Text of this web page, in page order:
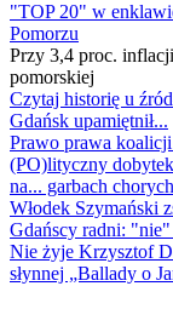
"TOP 20" w
Pomorzu
Przy 3,4 proc.
pomorskiej
Czytaj historię u
Gdańsk upamiętnił...
Prawo prawa
(PO)lityczny
na... garbach chorych
Włodek Szymański
Gdańscy radni:
Nie żyje Krzysztof
słynnej „Ballady o